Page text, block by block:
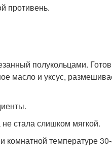
противень.
полукольцами.
масло и уксус,
стала слишком мягкой.
температуре